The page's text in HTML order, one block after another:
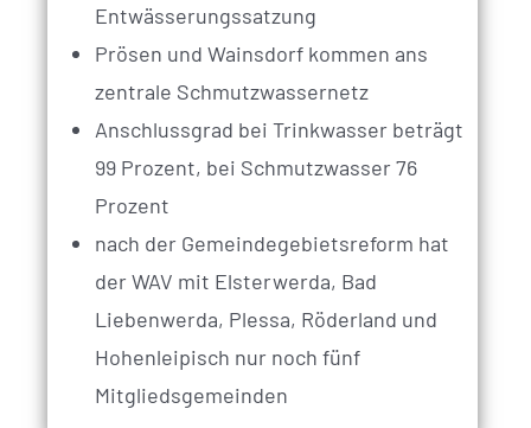
Entwässerungssatzung
Prösen und Wainsdorf kommen ans
zentrale Schmutzwassernetz
Anschlussgrad bei Trinkwasser beträgt
99 Prozent, bei Schmutzwasser 76
Prozent
nach der Gemeindegebietsreform hat
der WAV mit Elsterwerda, Bad
Liebenwerda, Plessa, Röderland und
Hohenleipisch nur noch fünf
Mitgliedsgemeinden